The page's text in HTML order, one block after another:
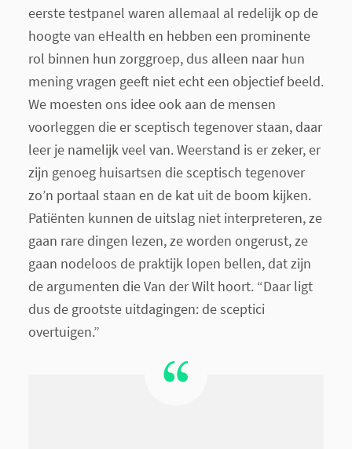
eerste testpanel waren allemaal al redelijk op de
hoogte van eHealth en hebben een prominente
rol binnen hun zorggroep, dus alleen naar hun
mening vragen geeft niet echt een objectief beeld.
We moesten ons idee ook aan de mensen
voorleggen die er sceptisch tegenover staan, daar
leer je namelijk veel van. Weerstand is er zeker, er
zijn genoeg huisartsen die sceptisch tegenover
zo’n portaal staan en de kat uit de boom kijken.
Patiënten kunnen de uitslag niet interpreteren, ze
gaan rare dingen lezen, ze worden ongerust, ze
gaan nodeloos de praktijk lopen bellen, dat zijn
de argumenten die Van der Wilt hoort. “Daar ligt
dus de grootste uitdagingen: de sceptici
overtuigen.”